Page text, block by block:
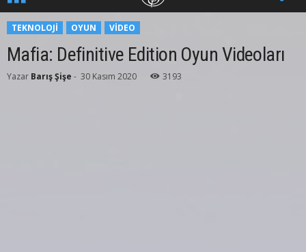
TEKNOLOJI OYUN VIDEO
Mafia: Definitive Edition Oyun Videoları
Yazar Barış Şişe - 30 Kasım 2020 3193